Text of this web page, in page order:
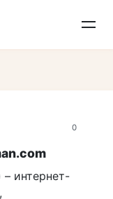
0
интернет-